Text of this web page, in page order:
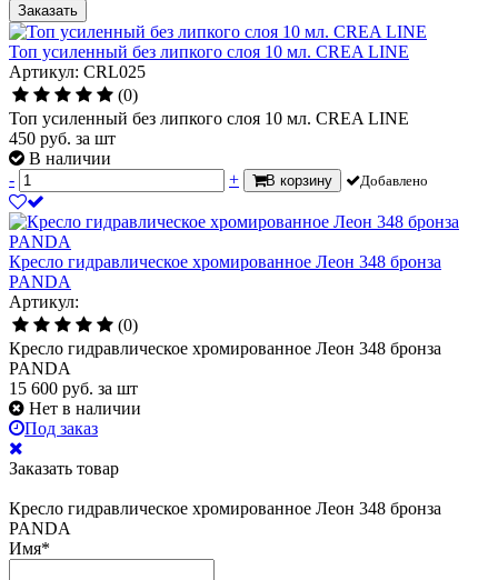
Заказать
Топ усиленный без липкого слоя 10 мл. CREA LINE
Артикул: CRL025
(0)
Топ усиленный без липкого слоя 10 мл. CREA LINE
450 руб. за шт
В наличии
-
+ В корзину Добавлено
Кресло гидравлическое хромированное Леон 348 бронза
PANDA
Артикул:
(0)
Кресло гидравлическое хромированное Леон 348 бронза
PANDA
15 600 руб. за шт
Нет в наличии
Под заказ
Заказать товар
Кресло гидравлическое хромированное Леон 348 бронза
PANDA
Имя*